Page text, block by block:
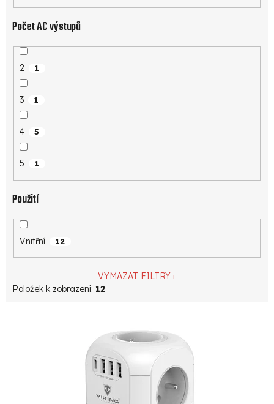
Počet AC výstupů
2 1
3 1
4 5
5 1
Použití
Vnitřní 12
VYMAZAT FILTRY
Položek k zobrazení: 12